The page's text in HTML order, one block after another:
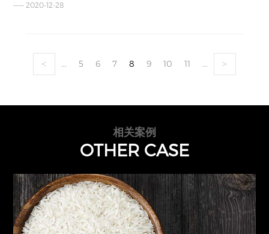
—— 2020-12-28
< ... 5 6 7 8 9 10 11 ... >
相关案例
OTHER CASE